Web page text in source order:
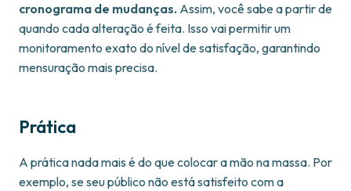
cronograma de mudanças. Assim, você sabe a partir de
quando cada alteração é feita. Isso vai permitir um
monitoramento exato do nível de satisfação, garantindo
mensuração mais precisa.
Prática
A prática nada mais é do que colocar a mão na massa. Por
exemplo, se seu público não está satisfeito com a